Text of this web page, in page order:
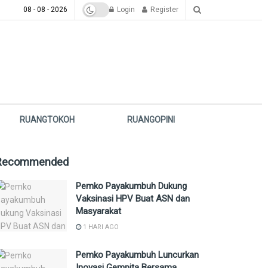
08 - 08 - 2026 Login Register
RUANGTOKOH RUANGOPINI
Pemko Payakumbuh Dukung
Vaksinasi HPV Buat ASN dan
Masyarakat
1 HARI AGO
Pemko Payakumbuh Luncurkan